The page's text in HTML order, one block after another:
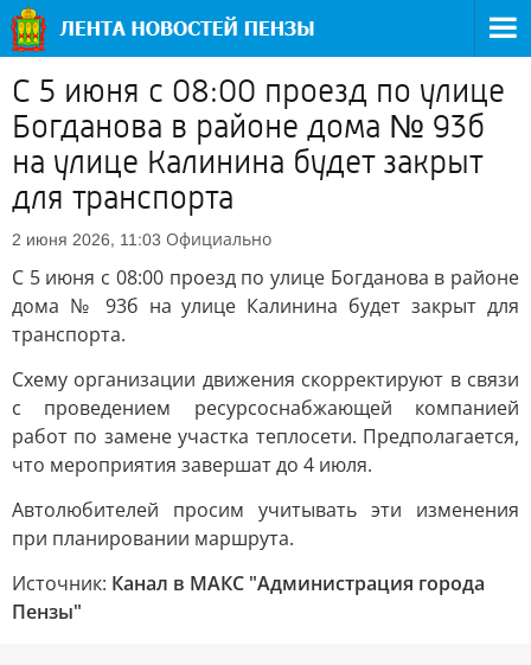
С 5 июня с 08:00 проезд по улице
Богданова в районе дома № 93б
на улице Калинина будет закрыт
для транспорта
2 июня 2026, 11:03 Официально
С 5 июня с 08:00 проезд по улице Богданова в районе
дома № 93б на улице Калинина будет закрыт для
транспорта.
Схему организации движения скорректируют в связи
с проведением ресурсоснабжающей компанией
работ по замене участка теплосети. Предполагается,
что мероприятия завершат до 4 июля.
Автолюбителей просим учитывать эти изменения
при планировании маршрута.
Источник: Канал в МАКС "Администрация города
Пензы"